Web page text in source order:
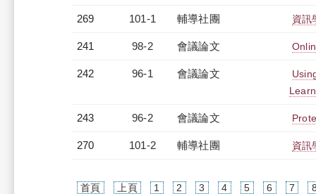
269 101-1 輔導社團 資訊
241 98-2 會議論文
242 96-1 會議論文
243 96-2 會議論文
270 101-2 輔導社團 資訊
首頁 上頁 1 2 3 4 5 6 7